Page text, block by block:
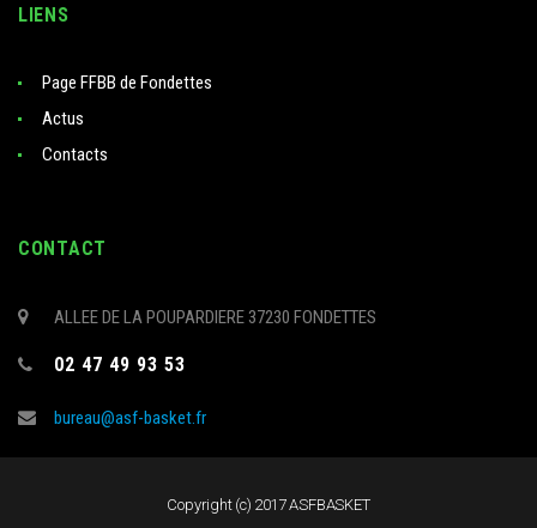
LIENS
Page FFBB de Fondettes
Actus
Contacts
CONTACT
ALLEE DE LA POUPARDIERE 37230 FONDETTES
02 47 49 93 53
bureau@asf-basket.fr
Copyright (c) 2017 ASFBASKET